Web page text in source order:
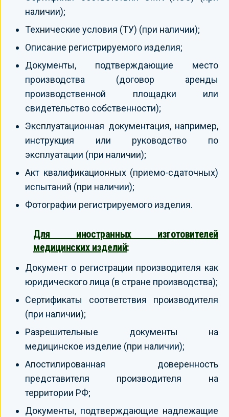
наличии);
Технические условия (ТУ) (при наличии);
Описание регистрируемого изделия;
Документы, подтверждающие место
производства (договор аренды
производственной площадки или
свидетельство собственности);
Эксплуатационная документация, например,
инструкция или руководство по
эксплуатации (при наличии);
Акт квалификационных (приемо-сдаточных)
испытаний (при наличии);
Фотографии регистрируемого изделия.
Для иностранных изготовителей
медицинских изделий:
Документ о регистрации производителя как
юридического лица (в стране производства);
Сертификаты соответствия производителя
(при наличии);
Разрешительные документы на
медицинское изделие (при наличии);
Апостилированная доверенность
представителя производителя на
территории РФ;
Документы, подтверждающие надлежащие